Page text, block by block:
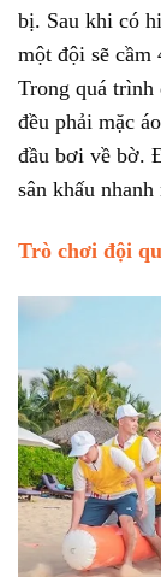
bị. Sau khi có
một đội sẽ cầm
Trong quá trình
đều phải mặc
đầu bơi về bờ.
sân khấu
Trò chơi đội